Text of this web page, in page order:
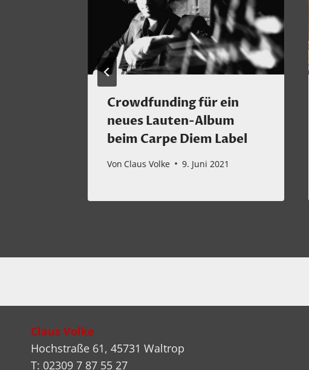
Crowdfunding für ein
neues Lauten-Album
beim Carpe Diem Label
Von Claus Volke 9. Juni 2021
Claus Volke
Hochstraße 61, 45731 Waltrop
T: 02309 7 87 55 27